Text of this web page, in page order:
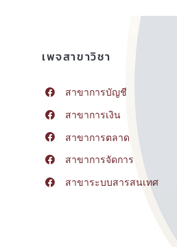
เพจสาขาวิชา
สาขาการบัญชี
สาขาการเงิน
สาขาการตลาด
สาขาการจัดการ
สาขาระบบสารสนเทศ